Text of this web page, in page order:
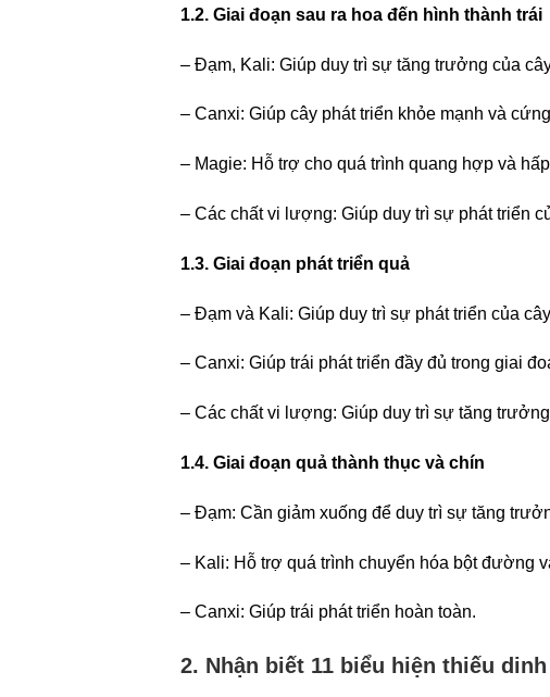
1.2. Giai đoạn sau ra hoa đến hình thành trái
– Đạm, Kali: Giúp duy trì sự tăng trưởng của
– Canxi: Giúp cây phát triển khỏe mạnh và
– Magie: Hỗ trợ cho quá trình quang hợp và
– Các chất vi lượng: Giúp duy trì sự phát triển
1.3. Giai đoạn phát triển quả
– Đạm và Kali: Giúp duy trì sự phát triển của
– Canxi: Giúp trái phát triển đầy đủ trong giai
– Các chất vi lượng: Giúp duy trì sự tăng
1.4. Giai đoạn quả thành thục và chín
– Đạm: Cần giảm xuống để duy trì sự tăng
– Kali: Hỗ trợ quá trình chuyển hóa bột đường
– Canxi: Giúp trái phát triển hoàn toàn.
2. Nhận biết 11 biểu hiện thiếu